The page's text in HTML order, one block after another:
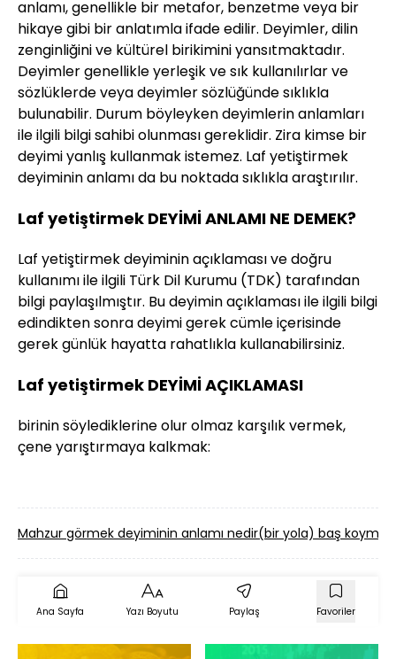
anlamı, genellikle bir metafor, benzetme veya bir
hikaye gibi bir anlatımla ifade edilir. Deyimler, dilin
zenginliğini ve kültürel birikimini yansıtmaktadır.
Deyimler genellikle yerleşik ve sık kullanılırlar ve
sözlüklerde veya deyimler sözlüğünde sıklıkla
bulunabilir. Durum böyleyken deyimlerin anlamları
ile ilgili bilgi sahibi olunması gereklidir. Zira kimse bir
deyimi yanlış kullanmak istemez. Laf yetiştirmek
deyiminin anlamı da bu noktada sıklıkla araştırılır.
Laf yetiştirmek DEYİMİ ANLAMI NE DEMEK?
Laf yetiştirmek deyiminin açıklaması ve doğru
kullanımı ile ilgili Türk Dil Kurumu (TDK) tarafından
bilgi paylaşılmıştır. Bu deyimin açıklaması ile ilgili bilgi
edindikten sonra deyimi gerek cümle içerisinde
gerek günlük hayatta rahatlıkla kullanabilirsiniz.
Laf yetiştirmek DEYİMİ AÇIKLAMASI
birinin söylediklerine olur olmaz karşılık vermek,
çene yarıştırmaya kalkmak:
Mahzur görmek deyiminin anlamı nedir(bir yola) baş
Ana Sayfa Yazı Boyutu Paylaş Favoriler